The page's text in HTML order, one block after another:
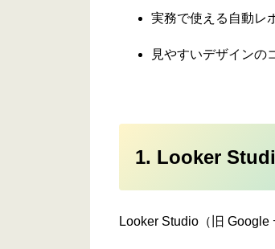
実務で使える自動レ
見やすいデザインの
1. Looker
Looker Studio（旧